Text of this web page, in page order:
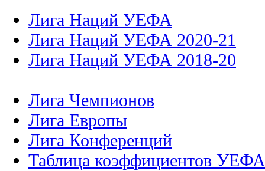
Лига Наций УЕФА
Лига Наций УЕФА 2020-21
Лига Наций УЕФА 2018-20
Лига Чемпионов
Лига Европы
Лига Конференций
Таблица коэффициентов УЕФА